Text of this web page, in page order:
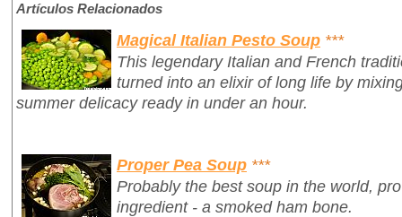
Artículos Relacionados
Magical Italian Pesto Soup ***
This legendary Italian and French
turned into an elixir of long life by
summer delicacy ready in under an hour.
Proper Pea Soup ***
Probably the best soup in the world,
ingredient - a smoked ham bone.